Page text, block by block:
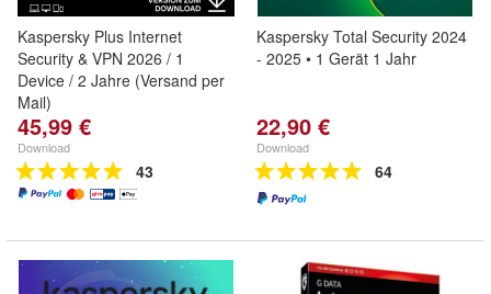
Kaspersky Plus Internet
Security & VPN 2026 / 1
Device / 2 Jahre (Versand per
Mail)
45,99 €
Download
43
Kaspersky Total Security 2024
- 2025 • 1 Gerät 1 Jahr
22,90 €
Download
64